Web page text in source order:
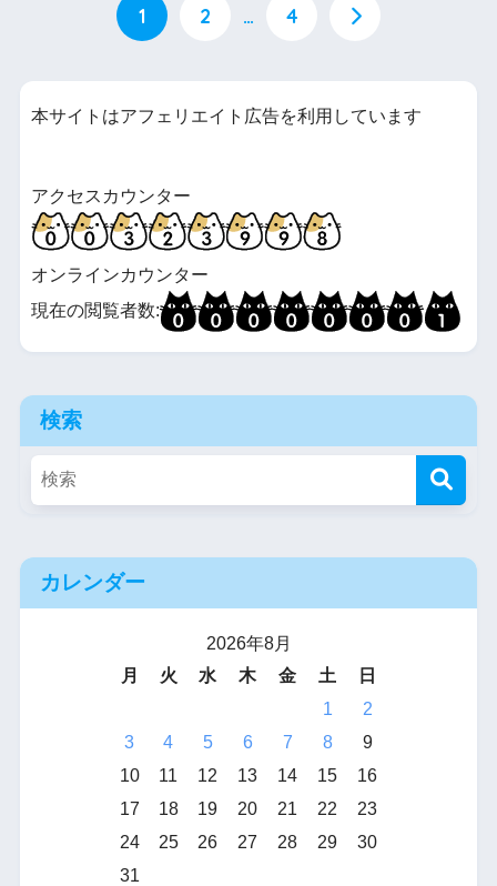
1 2 … 4
本サイトはアフェリエイト広告を利用しています
アクセスカウンター
オンラインカウンター
現在の閲覧者数:
検索
カレンダー
2026年8月
月
火 水 木 金 土
日
1
2
3
4 5 6 7 8
9
10
11 12 13 14 15
16
17
18 19 20 21 22
23
24
25 26 27 28 29
30
31